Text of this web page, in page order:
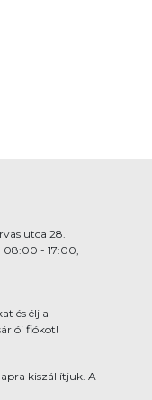
utca 28.
08:00 - 17:00,
és élj a
fiókot!
kiszállítjuk. A